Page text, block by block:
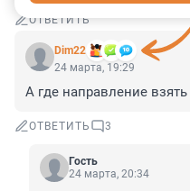
ОТВЕТИТЬ
Dim22
24 марта, 19:29
А где направление
ОТВЕТИТЬ 3
Гость
24 марта, 20:34